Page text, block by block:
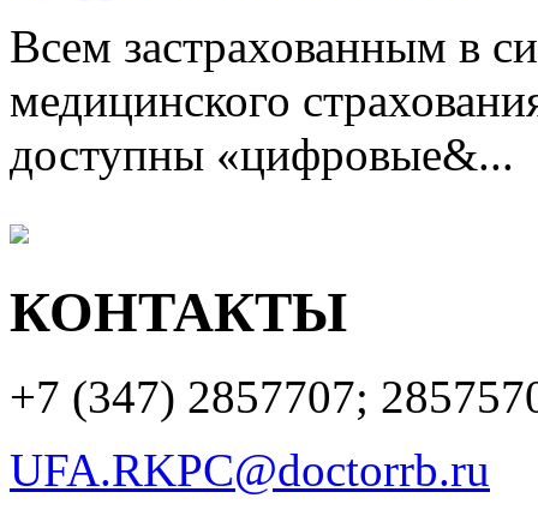
Всем застрахованным в
медицинского
доступны «цифровые&...
КОНТАКТЫ
+7 (347) 2857707;
UFA.RKPC@doctorrb.ru